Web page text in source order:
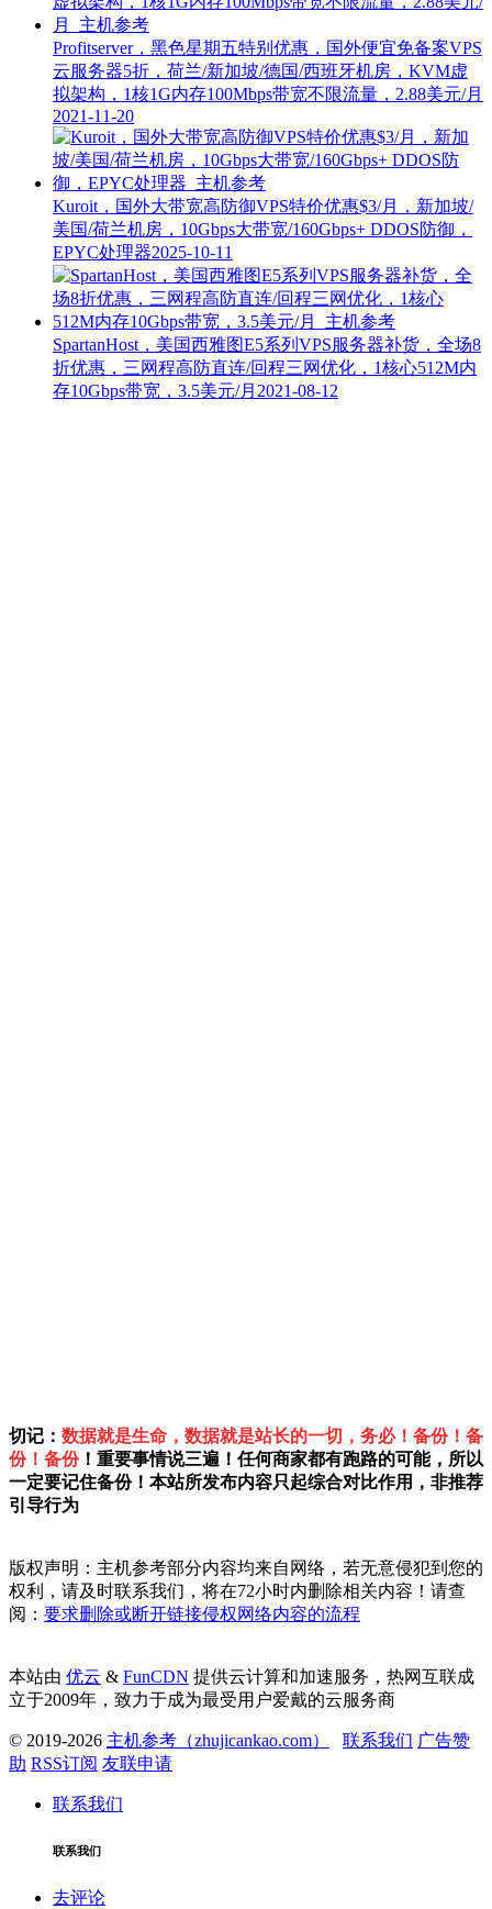
Profitserver，黑色星期五特别优惠，国外便宜免备案VPS
云服务器5折，荷兰/新加坡/德国/西班牙机房，KVM虚
拟架构，1核1G内存100Mbps带宽不限流量，2.88美元/月
2021-11-20
Kuroit，国外大带宽高防御VPS特价优惠$3/月，新加坡/
美国/荷兰机房，10Gbps大带宽/160Gbps+ DDOS防御，
EPYC处理器2025-10-11
SpartanHost，美国西雅图E5系列VPS服务器补货，全场8
折优惠，三网程高防直连/回程三网优化，1核心512M内
存10Gbps带宽，3.5美元/月 2021-08-12
切记： 数据就是生命，数据就是站长的一切，务必！备份！备
份！备份！重要事情说三遍！任何商家都有跑路的可能，所以
一定要记住备份！本站所发布内容只起综合对比作用，非推荐
引导行为
版权声明：主机参考部分内容均来自网络，若无意侵犯到您的
权利，请及时联系我们，将在72小时内删除相关内容！请查
阅： 要求删除或断开链接侵权网络内容的流程
本站由 优云 & FunCDN 提供云计算和加速服务，热网互联成
立于2009年，致力于成为最受用户爱戴的云服务商
© 2019-2026 主机参考（zhujicankao.com） 联系我们 广告赞
助 RSS订阅 友联申请
联系我们
联系我们
去评论